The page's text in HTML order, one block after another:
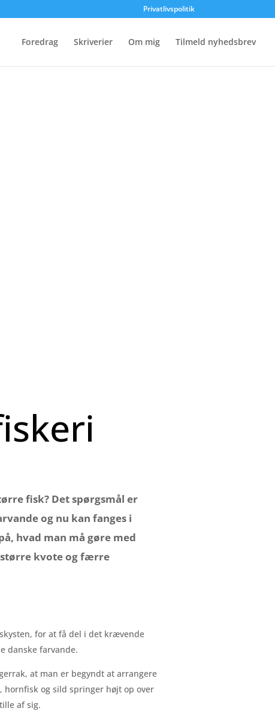
Privatlivspolitik
Foredrag Skriverier Om mig Tilmeld nyhedsbrev
fisk? Det spørgsmål er
og nu kan fanges i
hvad man må gøre med
kvote og færre
for at få del i det krævende
danske farvande.
at man er begyndt at arrangere
og sild springer højt op over
af sig.